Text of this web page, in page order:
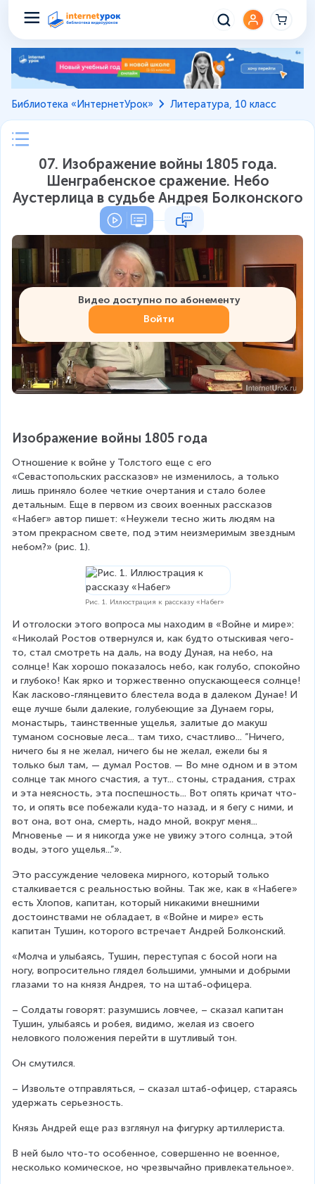
Библиотека «ИнтернетУрок» Литература, 10 класс
07. Изображение войны 1805 года.
Шенграбенское сражение. Небо
Аустерлица в судьбе Андрея Болконского
Видео доступно по абонементу
Войти
Изображение войны 1805 года
Отношение к войне у Толстого еще с его
«Севастопольских рассказов» не изменилось, а только
лишь приняло более четкие очертания и стало более
детальным. Еще в первом из своих военных рассказов
«Набег» автор пишет: «Неужели тесно жить людям на
этом прекрасном свете, под этим неизмеримым звездным
небом?» (рис. 1).
Рис. 1. Иллюстрация к рассказу «Набег»
И отголоски этого вопроса мы находим в «Войне и мире»:
«Николай Ростов отвернулся и, как будто отыскивая чего-
то, стал смотреть на даль, на воду Дуная, на небо, на
солнце! Как хорошо показалось небо, как голубо, спокойно
и глубоко! Как ярко и торжественно опускающееся солнце!
Как ласково-глянцевито блестела вода в далеком Дунае! И
еще лучше были далекие, голубеющие за Дунаем горы,
монастырь, таинственные ущелья, залитые до макуш
туманом сосновые леса... там тихо, счастливо... “Ничего,
ничего бы я не желал, ничего бы не желал, ежели бы я
только был там, — думал Ростов. — Во мне одном и в этом
солнце так много счастия, а тут... стоны, страдания, страх
и эта неясность, эта поспешность... Вот опять кричат что-
то, и опять все побежали куда-то назад, и я бегу с ними, и
вот она, вот она, смерть, надо мной, вокруг меня...
Мгновенье — и я никогда уже не увижу этого солнца, этой
воды, этого ущелья...”».
Это рассуждение человека мирного, который только
сталкивается с реальностью войны. Так же, как в «Набеге»
есть Хлопов, капитан, который никакими внешними
достоинствами не обладает, в «Войне и мире» есть
капитан Тушин, которого встречает Андрей Болконский.
«Молча и улыбаясь, Тушин, переступая с босой ноги на
ногу, вопросительно глядел большими, умными и добрыми
глазами то на князя Андрея, то на штаб-офицера.
– Солдаты говорят: разумшись ловчее, – сказал капитан
Тушин, улыбаясь и робея, видимо, желая из своего
неловкого положения перейти в шутливый тон.
Он смутился.
– Извольте отправляться, – сказал штаб-офицер, стараясь
удержать серьезность.
Князь Андрей еще раз взглянул на фигурку артиллериста.
В ней было что-то особенное, совершенно не военное,
несколько комическое, но чрезвычайно привлекательное».